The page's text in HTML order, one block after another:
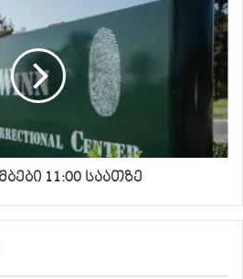
11:00 საათზე